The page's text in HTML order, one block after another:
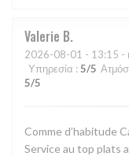
Valerie B
2026-08-01 - 13:15 -
Υπηρεσία : 5/5
5/5
Comme d’habitude
Service au top plats